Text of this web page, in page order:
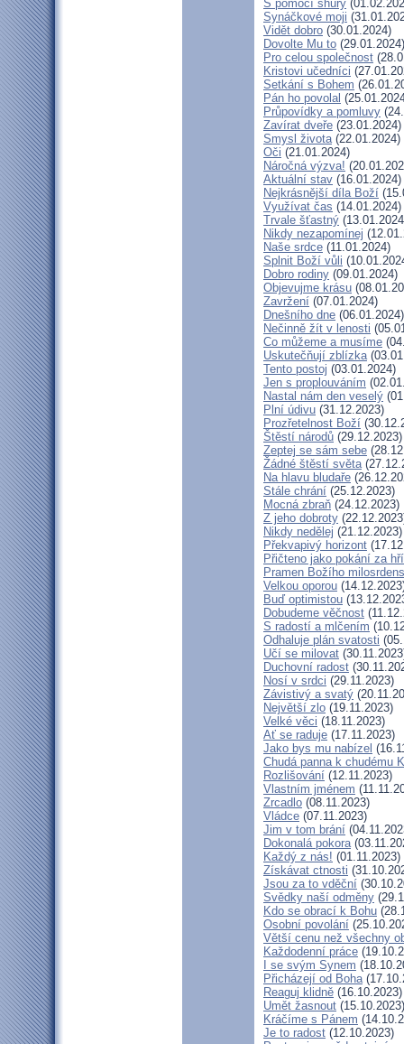
S pomocí shůry
Synáčkové moji
Vidět dobro (30.01.2024)
Dovolte Mu to (29.01.2024)
Pro celou společnost
Kristovi učedníci
Setkání s Bohem
Pán ho povolal
Průpovídky a pomluvy
Zavírat dveře (23.01.2024)
Smysl života(22.01.2024)
Oči (21.01.2024)
Náročná výzva!
Aktuální stav (16.01.2024)
Nejkrásnější díla Boží
Využívat čas (14.01.2024)
Trvale šťastný
Nikdy nezapomínej
Naše srdce (11.01.2024)
Splnit Boží vůli
Dobro rodiny (09.01.2024)
Objevujme krásu
Zavržení (07.01.2024)
Dnešního dne (06.01.2024)
Nečinně žít v lenosti
Co můžeme a musíme
Uskutečňují zblízka
Tento postoj (03.01.2024)
Jen s proplouváním
Nastal nám den veselý
Plní údivu (31.12.2023)
Prozřetelnost Boží
Štěstí národů (29.12.2023)
Zeptej se sám sebe
Žádné štěstí světa
Na hlavu bludaře
Stále chrání (25.12.2023)
Mocná zbraň (24.12.2023)
Z jeho dobroty
Nikdy nedělej (21.12.2023)
Překvapivý horizont
Přičteno jako pokání za
Pramen Božího
Velkou oporou
Buď optimistou
Dobudeme věčnost
S radostí a mlčením
Odhaluje plán svatosti
Učí se milovat
Duchovní radost
Nosí v srdci (29.11.2023)
Závistivý a svatý
Největší zlo (19.11.2023)
Velké věci (18.11.2023)
Ať se raduje (17.11.2023)
Jako bys mu nabízel
Chudá panna k chudému
Rozlišování (12.11.2023)
Vlastním jménem
Zrcadlo (08.11.2023)
Vládce (07.11.2023)
Jim v tom brání
Dokonalá pokora
Každý z nás! (01.11.2023)
Získávat ctnosti
Jsou za to vděční
Svědky naší odměny
Kdo se obrací k Bohu
Osobní povolání
Větší cenu než všechny
Každodenní práce
I se svým Synem
Přicházejí od Boha
Reaguj klidně (16.10.2023)
Umět žasnout (15.10.2023)
Kráčíme s Pánem
Je to radost (12.10.2023)